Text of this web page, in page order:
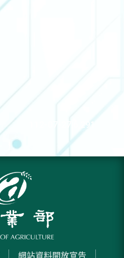
112-07-27:6,291
網站資料開放宣告